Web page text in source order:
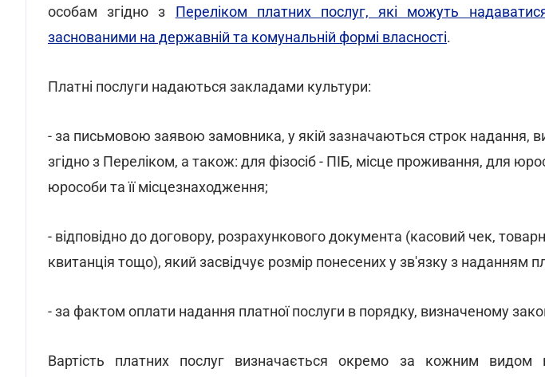
особам згідно з Переліком платних послуг, які можуть
заснованими на державній та комунальній формі власності.
Платні послуги надаються закладами культури:
- за письмовою заявою замовника, у якій зазначаються строк надання,
згідно з Переліком, а також: для фізосіб - ПІБ, місце проживання, для
юрособи та її місцезнаходження;
- відповідно до договору, розрахункового документа (касовий чек,
квитанція тощо), який засвідчує розмір понесених у зв'язку з наданням
- за фактом оплати надання платної послуги в порядку, визначеному
Вартість платних послуг визначається окремо за кожним видом